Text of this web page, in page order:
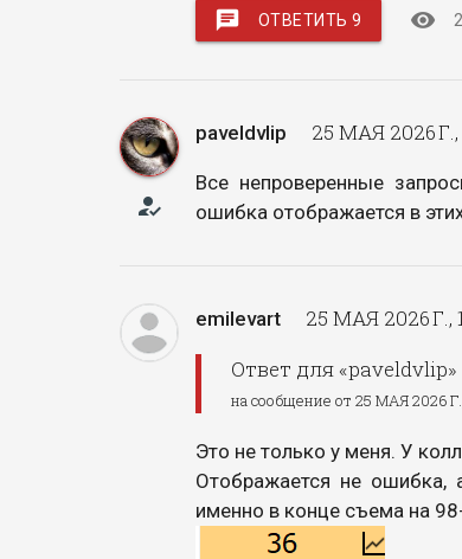
chat ОТВЕТИТЬ 9 visibility
how_to_reg
paveldvlip 25 МАЯ 2026 Г.,
Все непроверенные
ошибка отображается в
emilevart
25 МАЯ 2026 Г.,
Ответ для «paveldvlip»
на сообщение от 25 МАЯ 2026
Это не только у меня. У
Отображается не
именно в конце съема на